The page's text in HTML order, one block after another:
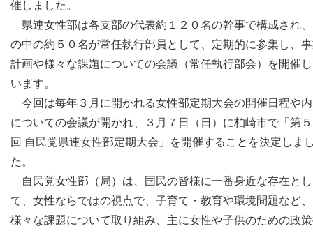
催しました。
県連女性部は各支部の代表約１２０名の幹事で構成され
の中の約５０名が常任執行部員として、定期的に参集し、
計画や様々な課題についての会議（常任執行部会）を開催
います。
今回は毎年３月に開かれる女性部定期大会の開催日程や
についての会議が開かれ、３月７日（日）に柏崎市で「第
回 自民党県連女性部定期大会」を開催することを決定しま
た。
自民党女性部（局）は、国民の皆様に一番身近な存在とし
て、女性ならではの視点で、子育て・教育や環境問題など、
様々な課題について取り組み、主に女性や子供のための政